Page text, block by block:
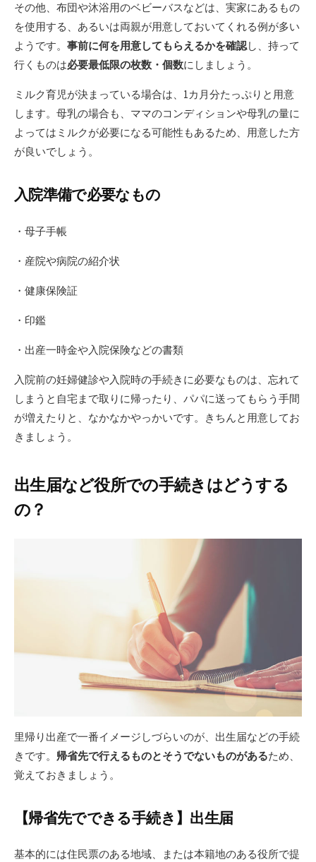
その他、布団や沐浴用のベビーバスなどは、実家にあるもの
を使用する、あるいは両親が用意しておいてくれる例が多い
ようです。 事前に何を用意してもらえるかを確認し、持って
行くものは必要最低限の枚数・個数にしましょう。
ミルク育児が決まっている場合は、1カ月分たっぷりと用意
します。母乳の場合も、ママのコンディションや母乳の量に
よってはミルクが必要になる可能性もあるため、用意した方
が良いでしょう。
入院準備で必要なもの
・母子手帳
・産院や病院の紹介状
・健康保険証
・印鑑
・出産一時金や入院保険などの書類
入院前の妊婦健診や入院時の手続きに必要なものは、忘れて
しまうと自宅まで取りに帰ったり、パパに送ってもらう手間
が増えたりと、なかなかやっかいです。きちんと用意してお
きましょう。
出生届など役所での手続きはどうする
の？
里帰り出産で一番イメージしづらいのが、出生届などの手続
きです。 帰省先で行えるものとそうでないものがあるため、
覚えておきましょう。
【帰省先でできる手続き】出生届
基本的には住民票のある地域、または本籍地のある役所で提